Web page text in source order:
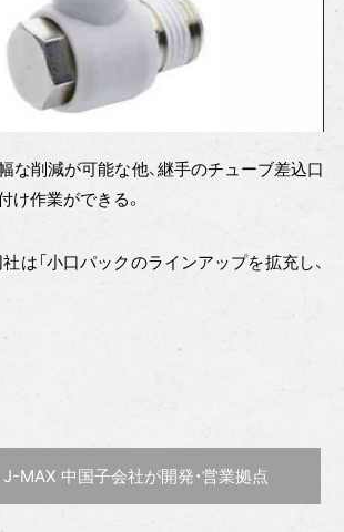
な削減が可能な他、継手のチューブ差込口
け作業ができる。
「小口パックのラインアップを拡充し、
次の記事 :
J-MAX 中国子会社が開発・営業拠点